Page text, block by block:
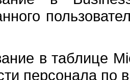
в таблице
персонала